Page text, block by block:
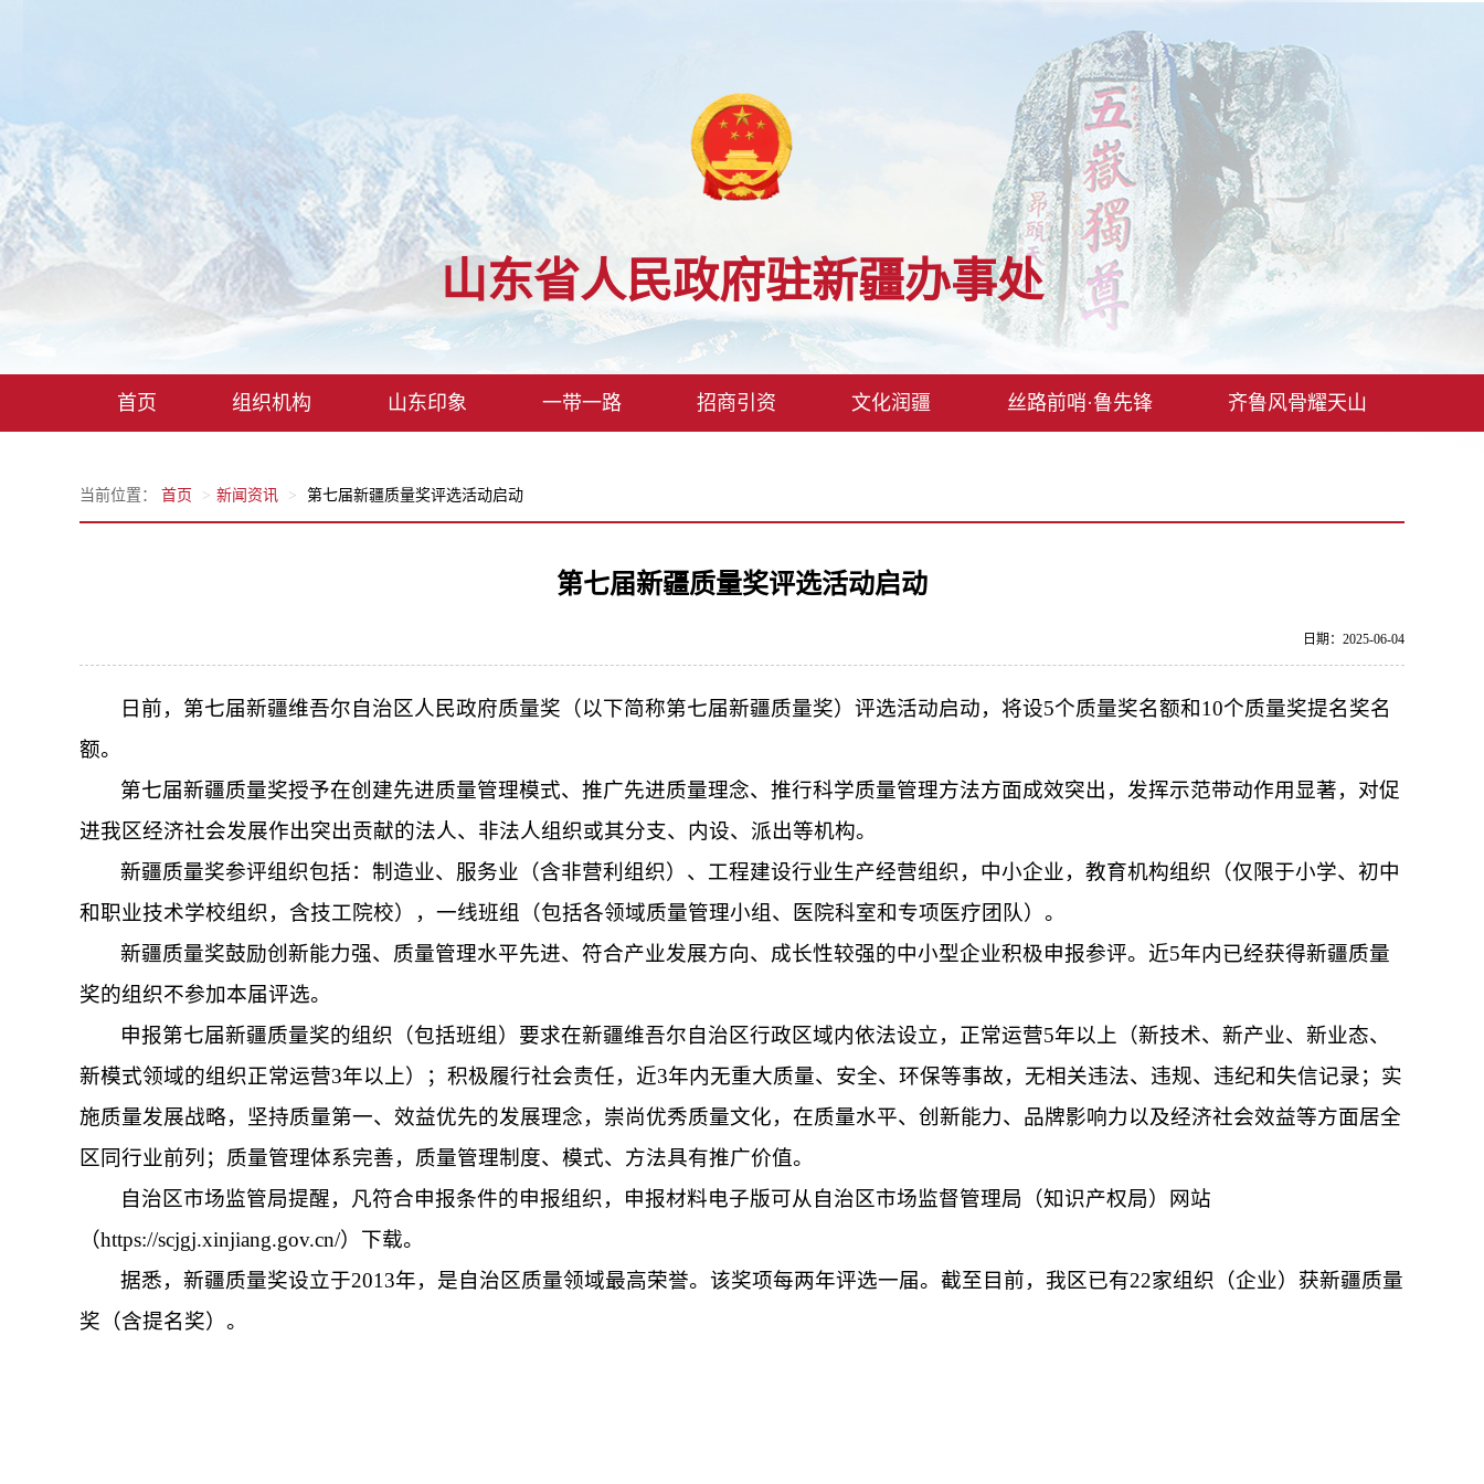
山东省人民政府驻新疆办事处
首页 组织机构 山东印象 一带一路 招商引资 文化润疆 丝路前哨·鲁先锋 齐鲁风骨耀天山
当前位置： 首页 新闻资讯 第七届新疆质量奖评选活动启动
第七届新疆质量奖评选活动启动
日期：2025-06-04
日前，第七届新疆维吾尔自治区人民政府质量奖（以下简称第七届新疆质量奖）评选活动启动，将设5个质量奖名额和10个质量奖提名奖名
额。
第七届新疆质量奖授予在创建先进质量管理模式、推广先进质量理念、推行科学质量管理方法方面成效突出，发挥示范带动作用显著，对促
进我区经济社会发展作出突出贡献的法人、非法人组织或其分支、内设、派出等机构。
新疆质量奖参评组织包括：制造业、服务业（含非营利组织）、工程建设行业生产经营组织，中小企业，教育机构组织（仅限于小学、初中
和职业技术学校组织，含技工院校），一线班组（包括各领域质量管理小组、医院科室和专项医疗团队）。
新疆质量奖鼓励创新能力强、质量管理水平先进、符合产业发展方向、成长性较强的中小型企业积极申报参评。近5年内已经获得新疆质量
奖的组织不参加本届评选。
申报第七届新疆质量奖的组织（包括班组）要求在新疆维吾尔自治区行政区域内依法设立，正常运营5年以上（新技术、新产业、新业态、
新模式领域的组织正常运营3年以上）；积极履行社会责任，近3年内无重大质量、安全、环保等事故，无相关违法、违规、违纪和失信记录；实
施质量发展战略，坚持质量第一、效益优先的发展理念，崇尚优秀质量文化，在质量水平、创新能力、品牌影响力以及经济社会效益等方面居全
区同行业前列；质量管理体系完善，质量管理制度、模式、方法具有推广价值。
自治区市场监管局提醒，凡符合申报条件的申报组织，申报材料电子版可从自治区市场监督管理局（知识产权局）网站
（https://scjgj.xinjiang.gov.cn/）下载。
据悉，新疆质量奖设立于2013年，是自治区质量领域最高荣誉。该奖项每两年评选一届。截至目前，我区已有22家组织（企业）获新疆质量
奖（含提名奖）。